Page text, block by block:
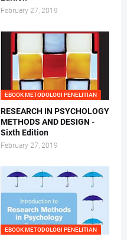
February 27, 2019
EBOOK METODOLOGI PENELITIAN
RESEARCH IN PSYCHOLOGY
METHODS AND DESIGN -
Sixth Edition
February 27, 2019
EBOOK METODOLOGI PENELITIAN